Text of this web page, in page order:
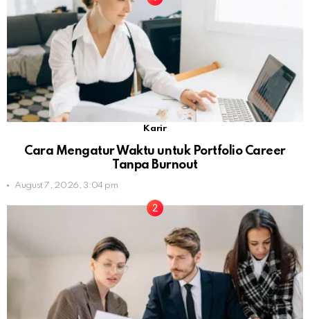
Karir
Cara Mengatur Waktu untuk Portfolio Career
Tanpa Burnout
August 7, 2026, 3:04 pm